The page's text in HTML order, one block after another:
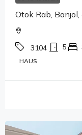
Otok Rab,
3104 5
HAUS